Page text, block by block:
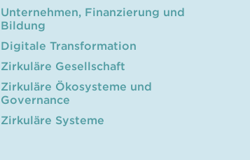
Unternehmen, Finanzierung und
Bildung
Digitale Transformation
Zirkuläre Gesellschaft
Zirkuläre Ökosysteme und
Governance
Zirkuläre Systeme